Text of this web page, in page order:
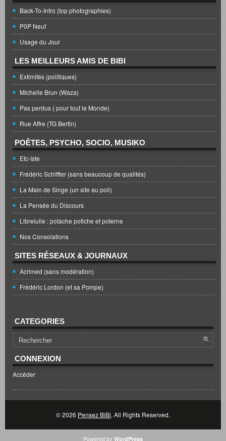
Back-To-Intro (top photographies)
P0P Neuf
Usage du Jour
LES MEILLEURS AMIS DE BIBI
Extimités (politiques)
Michelle Brun (Waza)
Pas perdus ( pour tout le Monde)
Rue Affre (TG Bertin)
POÈTES, PSYCHO, SOCIO, MUSIKO
Etc-Iste
Frédéric Schiffter (sans beaucoup de qualités)
La Main de Singe (un site au poil)
La Pensée du Discours
Librelulle : potache potiche et poterne
Nos Consolations
SITES RÉSEAUX & JOURNAUX
Acrimed (sans modération)
Frédéric Lordon (et sa Pompe)
CATEGORIES
CONNEXION
Accéder
© 2026 Pensez BiBi. All Rights Reserved.
Powered by WordPress